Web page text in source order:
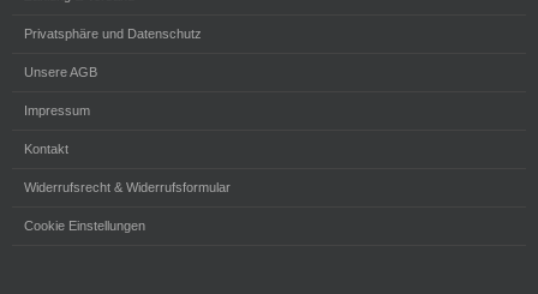
Privatsphäre und Datenschutz
Unsere AGB
Impressum
Kontakt
Widerrufsrecht & Widerrufsformular
Cookie Einstellungen